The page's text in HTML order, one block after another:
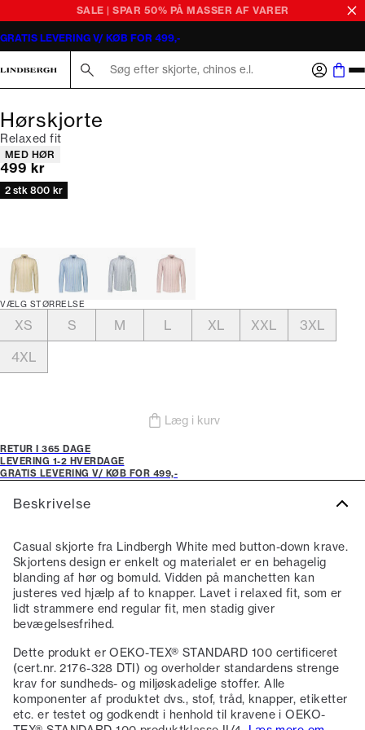
SALE | SPAR 50% PÅ MASSER AF VARER
GRATIS LEVERING V/ KØB FOR 499,-
Hørskjorte
Relaxed fit
Produkt egenskaber
MED HØR
I alt (inkl. rabat)
499 kr
2 stk 800 kr
VÆLG STØRRELSE
XS S M L XL XXL
3XL
4XL
Læg i kurv
RETUR I 365 DAGE
LEVERING 1-2 HVERDAGE
GRATIS LEVERING V/ KØB FOR 499,-
Beskrivelse
Casual skjorte fra Lindbergh White med button-down krave.
Skjortens design er enkelt og materialet er en behagelig
blanding af hør og bomuld. Vidden på manchetten kan
justeres ved hjælp af to knapper. Lavet i relaxed fit, som er
lidt strammere end regular fit, men stadig giver
bevægelsesfrihed.
Dette produkt er OEKO-TEX® STANDARD 100 certificeret
(cert.nr. 2176-328 DTI) og overholder standardens strenge
krav for sundheds- og miljøskadelige stoffer. Alle
komponenter af produktet dvs., stof, tråd, knapper, etiketter
etc. er testet og godkendt i henhold til kravene i OEKO-